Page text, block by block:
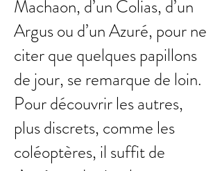
Machaon, d’un Colias, d’un
Argus ou d’un Azuré, pour ne
citer que quelques papillons
de jour, se remarque de loin.
Pour découvrir les autres,
plus discrets, comme les
coléoptères, il suffit de